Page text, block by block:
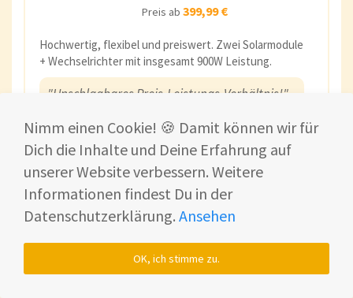
Preis ab 399,99 €
Hochwertig, flexibel und preiswert. Zwei Solarmodule
+ Wechselrichter mit insgesamt 900W Leistung.
"Unschlagbares Preis-Leistungs-Verhältnis!"
Bei Solakon ansehen*
Reiniger für max. Ertrag*
Zum Erfahrungsbericht
Nimm einen Cookie! 🍪 Damit können wir für
Dich die Inhalte und Deine Erfahrung auf
unserer Website verbessern. Weitere
Informationen findest Du in der
Datenschutzerklärung. Ansehen
OK, ich stimme zu.